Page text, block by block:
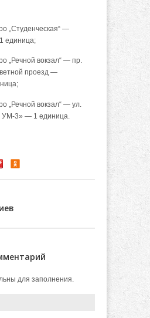
„Студенческая“ —
единица;
„Речной вокзал“ — пр.
проезд —
„Речной вокзал“ — ул.
УМ-3» — 1 единица.
для заполнения.